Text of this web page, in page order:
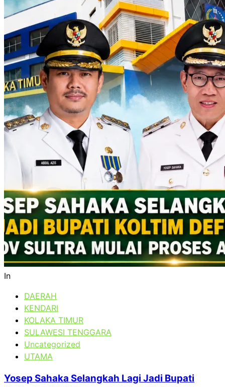
In
DAERAH
KENDARI
KOLAKA TIMUR
SULAWESI TENGGARA
Uncategorized
UTAMA
Yosep Sahaka Selangkah Lagi Jadi Bupati